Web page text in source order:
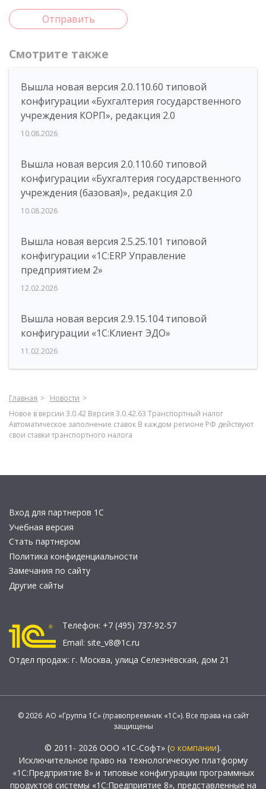
Отправить
Смотрите также
Вышла новая версия 2.0.110.60 типовой
конфигурации «Бухгалтерия государственного
учреждения КОРП», редакция 2.0
10.08.2026
Вышла новая версия 2.0.110.60 типовой
конфигурации «Бухгалтерия государственного
учреждения (базовая)», редакция 2.0
10.08.2026
Вышла новая версия 2.5.25.101 типовой
конфигурации «1С:ERP Управление
предприятием 2»
12.02.2026
Вышла новая версия 2.9.15.104 типовой
конфигурации «1С:Клиент ЭДО»
11.02.2026
Главная
Новости
Новое в версии 3.0.42 Версия 3.0.42.63 Транспортный налог
Автоматическое заполнение ставок В каждом регионе РФ действуют
свои ставки транспортного налога
Вход для партнеров 1С
Учебная версия
Стать партнером
Политика конфиденциальности
Замечания по сайту
Другие сайты
Телефон: +7 (495) 737-92-57
Email: site_v8@1c.ru
Отдел продаж: г. Москва, улица Селезнёвская, дом 21
© 2026 АО «Группа 1С» (правопреемник «1С»). Все права на сайт
защищены
© 2011- 2026 ООО «1С-Софт» (о компании).
Исключительное право на технологическую платформу
«1С:Предприятие 8» и типовые конфигурации программных
продуктов системы «1С:Предприятие 8», представленные на